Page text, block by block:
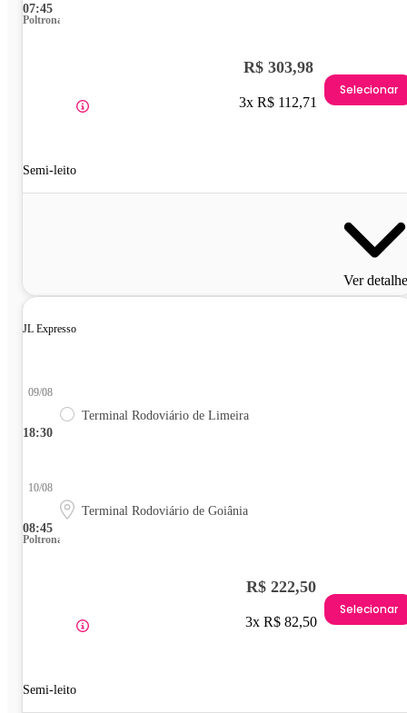
07:45
Poltrona
Semi-leito
R$ 303,98
3x R$ 112,71
Selecionar
Ver
JL Expresso
18:30
09/08
Terminal Rodoviário de Limeira
08:45
10/08
Terminal Rodoviário de Goiânia
Poltrona
Semi-leito
R$ 222,50
3x R$ 82,50
Selecionar